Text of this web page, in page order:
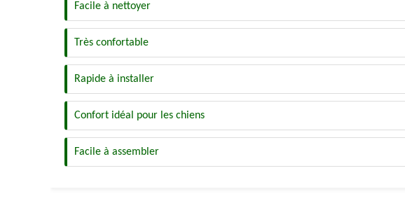
Facile à nettoyer
Très confortable
Rapide à installer
Confort idéal pour les chiens
Facile à assembler